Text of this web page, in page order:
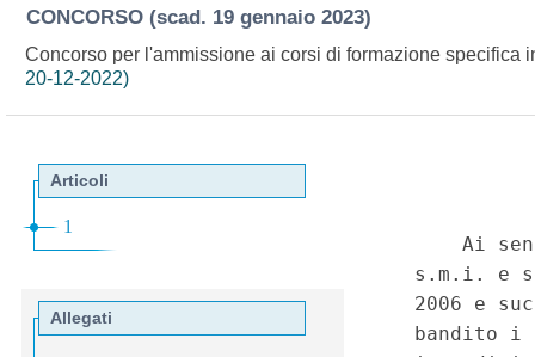
CONCORSO (scad. 19 gennaio 2023)
Concorso per l'ammissione ai corsi di formazione specifica
20-12-2022)